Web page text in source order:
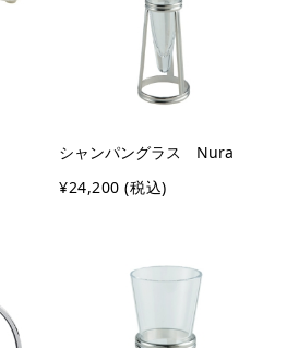
シャンパングラス Nura
¥24,200 (税込)